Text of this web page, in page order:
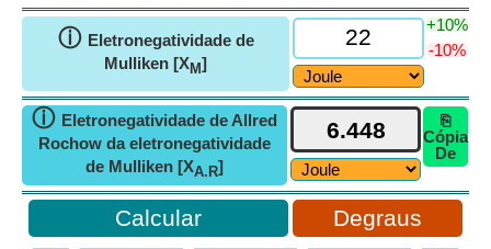
ⓘ Eletronegatividade de
Mulliken [XM]
+10%
-10%
ⓘ Eletronegatividade de Allred
Rochow da eletronegatividade
de Mulliken [XA.R]
⎘
Cópia
De
Degraus